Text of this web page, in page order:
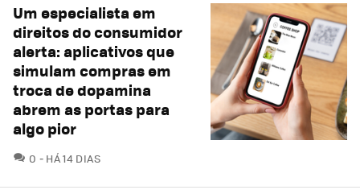
Um especialista em
direitos do consumidor
alerta: aplicativos que
simulam compras em
troca de dopamina
abrem as portas para
algo pior
0 COMENTÁRIOS
HÁ 14 DIAS